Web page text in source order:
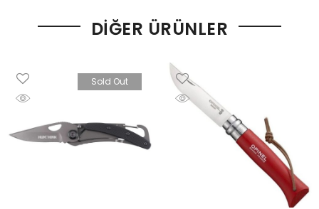
DIĞER ÜRÜNLER
Sold Out